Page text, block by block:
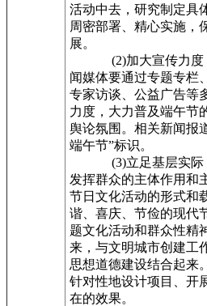
活动中去，研究制定具
周密部署、精心实施，
展。
(2)加大宣传力度，
闻媒体要通过专题专栏
专家访谈、公益广告等
力度，大力普及端午节
舆论氛围。相关新闻报
端午节”标识。
(3)立足基层实际，
发挥群众的主体作用和
节日文化活动的形式和
谐、喜庆、节俭的现代
题文化活动和群众性精
来，与文明城市创建工
思想道德建设结合起来
针对性地设计项目、开
在的效果。